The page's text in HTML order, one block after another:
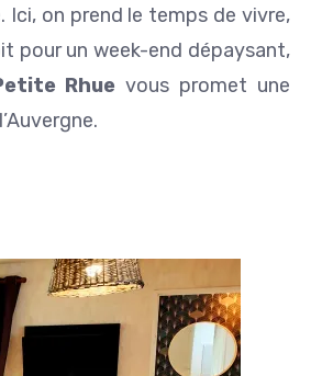
on prend le temps de vivre,
pour un week-end dépaysant,
Rhue vous promet une